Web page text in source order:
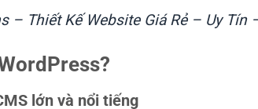
– Thiết Kế Website Giá Rẻ – Uy Tín
lớn và nổi tiếng